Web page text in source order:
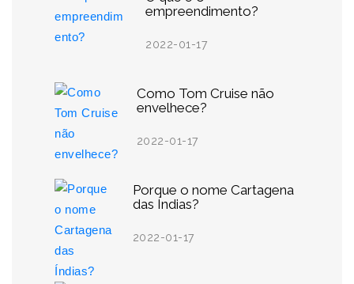
empreendimento?
2022-01-17
Como Tom Cruise não
envelhece?
2022-01-17
Porque o nome Cartagena
das Índias?
2022-01-17